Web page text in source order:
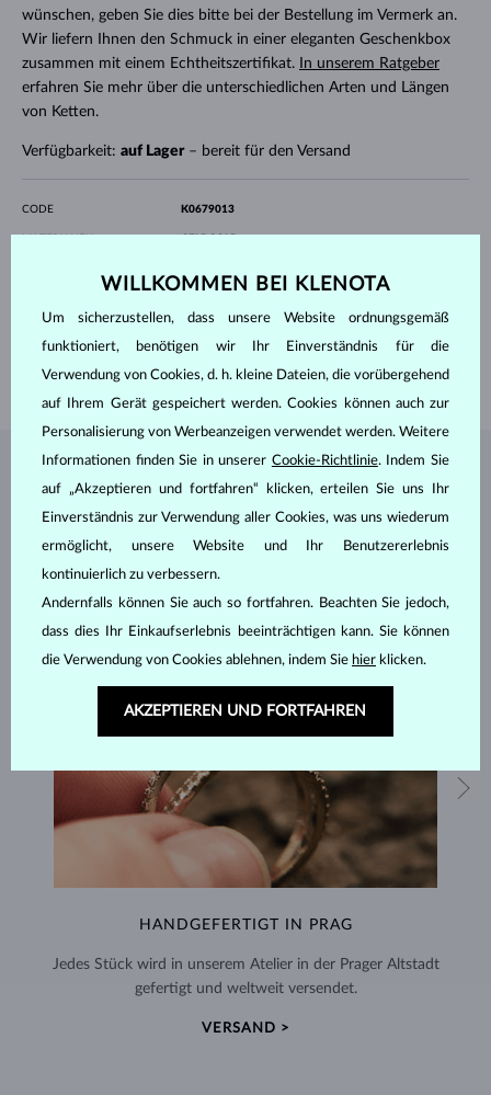
wünschen, geben Sie dies bitte bei der Bestellung im Vermerk an.
Wir liefern Ihnen den Schmuck in einer eleganten Geschenkbox
zusammen mit einem Echtheitszertifikat.
In unserem Ratgeber
erfahren Sie mehr über die unterschiedlichen Arten und Längen
von Ketten.
Verfügbarkeit: auf Lager– bereit für den Versand
CODE K0679013
OHNE EDELSTEIN
HÖHE 32.8 mm
LÄNGE 500 mm
GEWICHT 2.15 g
SCHMUCK AUS DEM KLENOTA ATELIER
HANDGEFERTIGT IN PRAG
Jedes Stück wird in unserem Atelier in der Prager Altstadt
gefertigt und weltweit versendet.
VERSAND >
WILLKOMMEN BEI KLENOTA
Um sicherzustellen, dass unsere Website ordnungsgemäß
funktioniert, benötigen wir Ihr Einverständnis für die
Verwendung von Cookies, d. h. kleine Dateien, die vorübergehend
auf Ihrem Gerät gespeichert werden. Cookies können auch zur
Personalisierung von Werbeanzeigen verwendet werden. Weitere
Informationen finden Sie in unserer Cookie-Richtlinie. Indem Sie
auf „Akzeptieren und fortfahren“ klicken, erteilen Sie uns Ihr
Einverständnis zur Verwendung aller Cookies, was uns wiederum
ermöglicht, unsere Website und Ihr Benutzererlebnis
kontinuierlich zu verbessern.
Andernfalls können Sie auch so fortfahren. Beachten Sie jedoch,
dass dies Ihr Einkaufserlebnis beeinträchtigen kann. Sie können
die Verwendung von Cookies ablehnen, indem Sie hier klicken.
AKZEPTIEREN UND FORTFAHREN